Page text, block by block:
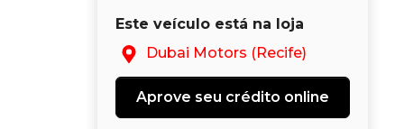
Este veículo está na loja
Dubai Motors (Recife)
Aprove seu crédito online